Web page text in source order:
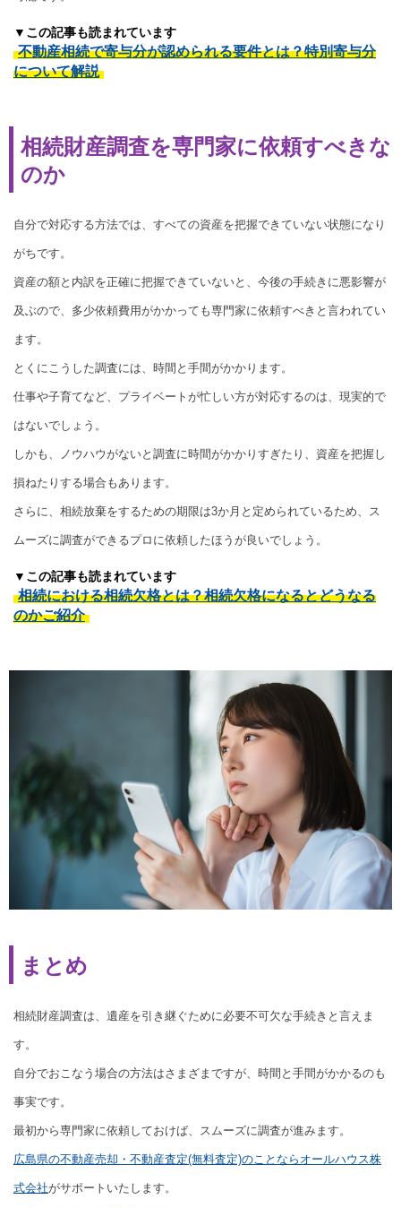
▼この記事も読まれています
不動産相続で寄与分が認められる要件とは？特別寄与分
について解説
相続財産調査を専門家に依頼すべきな
のか
自分で対応する方法では、すべての資産を把握できていない状態になり
がちです。
資産の額と内訳を正確に把握できていないと、今後の手続きに悪影響が
及ぶので、多少依頼費用がかかっても専門家に依頼すべきと言われてい
ます。
とくにこうした調査には、時間と手間がかかります。
仕事や子育てなど、プライベートが忙しい方が対応するのは、現実的で
はないでしょう。
しかも、ノウハウがないと調査に時間がかかりすぎたり、資産を把握し
損ねたりする場合もあります。
さらに、相続放棄をするための期限は3か月と定められているため、ス
ムーズに調査ができるプロに依頼したほうが良いでしょう。
▼この記事も読まれています
相続における相続欠格とは？相続欠格になるとどうなる
のかご紹介
まとめ
相続財産調査は、遺産を引き継ぐために必要不可欠な手続きと言えま
す。
自分でおこなう場合の方法はさまざまですが、時間と手間がかかるのも
事実です。
最初から専門家に依頼しておけば、スムーズに調査が進みます。
広島県の不動産売却・不動産査定(無料査定)のことならオールハウス株
式会社がサポートいたします。